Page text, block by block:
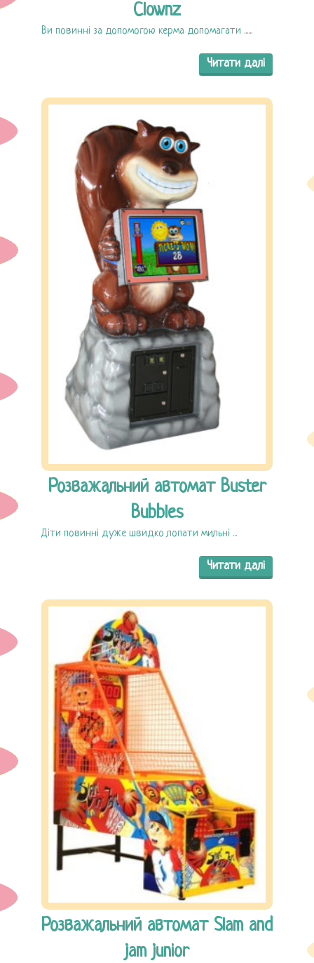
Clownz
Ви повинні за допомогою керма допомагати ......
Читати далі
Розважальний автомат Buster
Bubbles
Діти повинні дуже швидко лопати мильні ...
Читати далі
Розважальний автомат Slam and
jam junior